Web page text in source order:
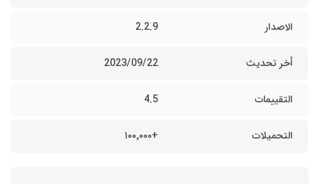
الاصدار 2.2.9
أخر تحديث 22‏/09‏/2023
التقييمات 4.5
التحميلات +١٠٠٬٠٠٠